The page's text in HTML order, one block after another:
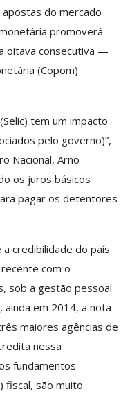
apostas do mercado
promoverá
oitava consecutiva —
(Copom)
tem um impacto
pelo governo)”,
Nacional, Arno
os juros básicos
pagar os detentores
credibilidade do país
com o
sob a gestão pessoal
em 2014, a nota
maiores agências de
nessa
fundamentos
fiscal, são muito